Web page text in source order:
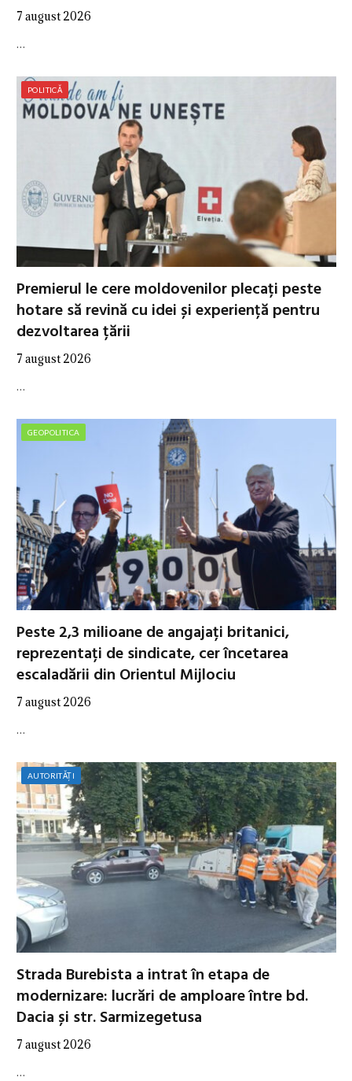
7 august 2026
…
POLITICĂ
Premierul le cere moldovenilor plecați peste
hotare să revină cu idei și experiență pentru
dezvoltarea țării
7 august 2026
…
GEOPOLITICA
Peste 2,3 milioane de angajați britanici,
reprezentați de sindicate, cer încetarea
escaladării din Orientul Mijlociu
7 august 2026
…
AUTORITĂȚI
Strada Burebista a intrat în etapa de
modernizare: lucrări de amploare între bd.
Dacia și str. Sarmizegetusa
7 august 2026
…